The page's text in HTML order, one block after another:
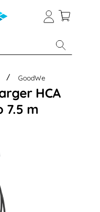
GoodWe
HCA
7.5 m